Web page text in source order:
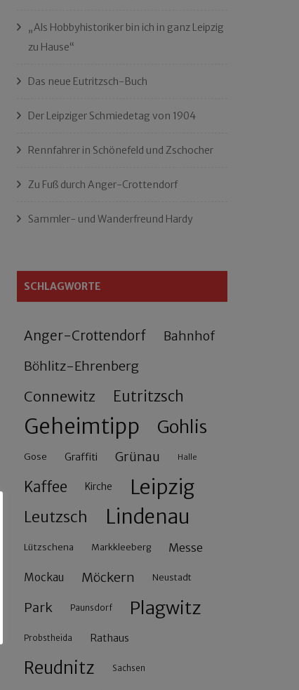
„Als Hobbyhistoriker bin ich in ganz Leipzig
zu Hause“
Das neue Eutritzsch-Buch
Der Leipziger Schmiedetag von 1904
Rennfahrer in Schönefeld und Zschocher
Zu Fuß durch Anger-Crottendorf
Sammler- und Wanderfreund Hardy
SCHLAGWORTE
Anger-Crottendorf Bahnhof
Böhlitz-Ehrenberg
Connewitz Eutritzsch
Geheimtipp Gohlis
Gose Graffiti Grünau Halle
Kaffee Kirche Leipzig
Leutzsch Lindenau
Lützschena Markkleeberg Messe
Mockau Möckern Neustadt
Park Paunsdorf Plagwitz
Probstheida Rathaus
Reudnitz Sachsen